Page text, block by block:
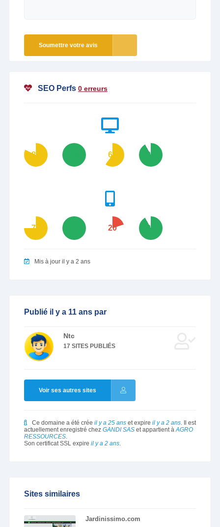
Soumettre votre avis
SEO Perfs 0 erreurs
82 60 92
75 20 92
Mis à jour il y a 2 ans
Publié il y a 11 ans par
Ntc
17 SITES PUBLIÉS
Voir ses autres sites
Ce domaine a été crée il y a 25 anset expire il y a 2 ans. Il est
actuellement enregistré chez GANDI SASet appartient àAGRO
RESSOURCES.
Son certificat SSL expire il y a 2 ans.
Sites similaires
Jardinissimo.com